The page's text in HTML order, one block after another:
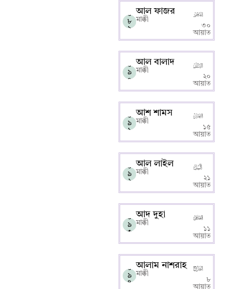
০
৮
৯
আল ফাজর
মাক্কী
৩০
আয়াত
০
৯
০
আল বালাদ
মাক্কী
২০
আয়াত
০
৯
১
আশ শামস
মাক্কী
১৫
আয়াত
০
৯
২
আল লাইল
মাক্কী
২১
আয়াত
০
৯
৩
আদ দুহা
মাক্কী
১১
আয়াত
০
৯
৪
আলাম নাশরাহ
মাক্কী
৮
আয়াত